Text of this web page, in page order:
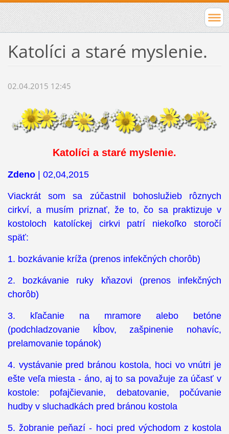
Katolíci a staré myslenie.
02.04.2015 12:45
Katolíci a staré myslenie.
Zdeno | 02,04,2015
Viackrát som sa zúčastnil bohoslužieb rôznych
cirkví, a musím priznať, že to, čo sa praktizuje v
kostoloch katolíckej cirkvi patrí niekoľko storočí
späť:
1. bozkávanie kríža (prenos infekčných chorôb)
2. bozkávanie ruky kňazovi (prenos infekčných
chorôb)
3. kľačanie na mramore alebo betóne
(podchladzovanie kĺbov, zašpinenie nohavíc,
prelamovanie topánok)
4. vystávanie pred bránou kostola, hoci vo vnútri je
ešte veľa miesta - áno, aj to sa považuje za účasť v
kostole: pofajčievanie, debatovanie, počúvanie
hudby v sluchadkách pred bránou kostola
5. žobranie peňazí - hoci pred východom z kostola